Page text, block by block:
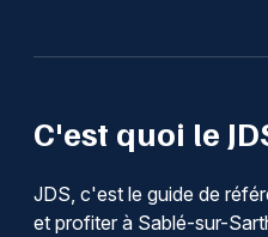
C'est quoi le
JDS, c'est le guide de
et profiter à Sablé-sur-